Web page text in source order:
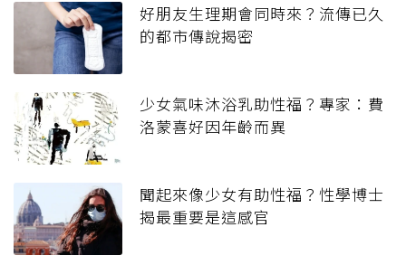
好朋友生理期會同時來？流傳已久
的都市傳說揭密
少女氣味沐浴乳助性福？專家：費
洛蒙喜好因年齡而異
聞起來像少女有助性福？性學博士
揭最重要是這感官